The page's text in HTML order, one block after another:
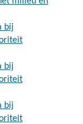
bij
bij
bij